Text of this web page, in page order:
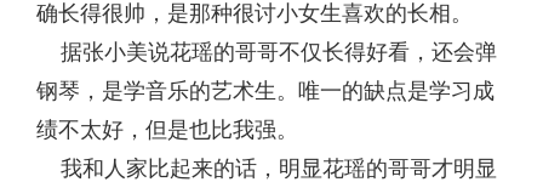
确长得很帅，是那种很讨小女生喜欢的长相。
据张小美说花瑶的哥哥不仅长得好看，还会弹
钢琴，是学音乐的艺术生。唯一的缺点是学习成
绩不太好，但是也比我强。
我和人家比起来的话，明显花瑶的哥哥才明显